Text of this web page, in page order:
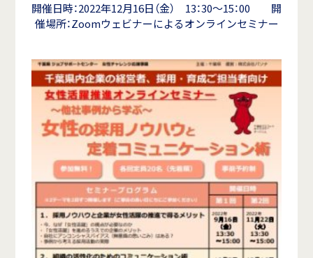
開催日時：2022年12月16日（金） 13：30～15：00 開
催場所：Zoomウェビナーによるオンラインセミナー